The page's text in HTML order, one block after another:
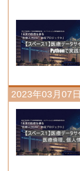
2023年03月07日